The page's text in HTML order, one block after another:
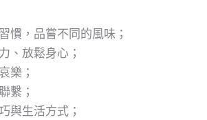
慣，品嘗不同的風味；
、放鬆身心；
樂；
繫；
與生活方式；